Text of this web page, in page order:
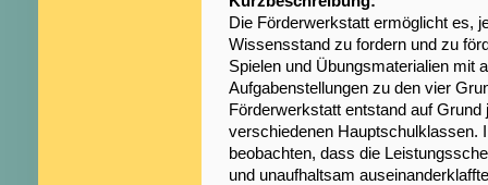
Die Förderwerkstatt ermöglicht es,
Wissensstand zu fordern und zu
Spielen und Übungsmaterialien mit
Aufgabenstellungen zu den vier
Förderwerkstatt entstand auf
verschiedenen Hauptschulklassen.
beobachten, dass die
und unaufhaltsam